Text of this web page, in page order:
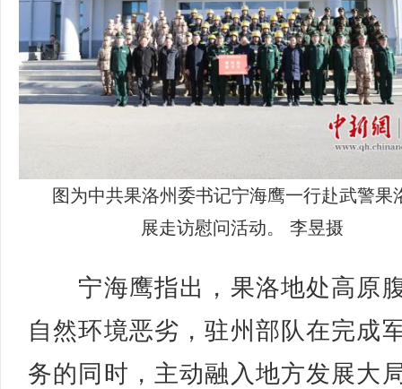
图为中共果洛州委书记宁海鹰一行赴武警果
展走访慰问活动。 李昱摄
宁海鹰指出，果洛地处高原
自然环境恶劣，驻州部队在完成
务的同时，主动融入地方发展大